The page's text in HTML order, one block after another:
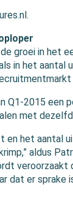
groei in het
in het aantal
Q1-2015 een
met
en het aantal
aldus
veroorzaakt
dat er sprake